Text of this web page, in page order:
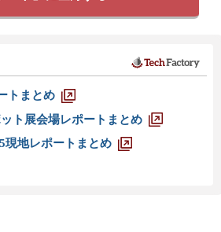
トまとめ
ト展会場レポートまとめ
現地レポートまとめ